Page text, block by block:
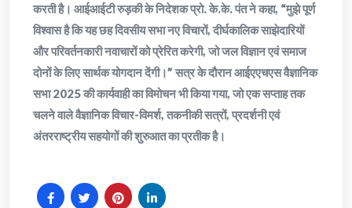
करती है। आईआईटी रुड़की के निदेशक प्रो. के.के. पंत ने कहा, “मुझे पूर्ण
विश्वास है कि यह छह दिवसीय सभा नए विचारों, दीर्घकालिक साझेदारियों
और परिवर्तनकारी नवाचारों को प्रेरित करेगी, जो जल विज्ञान एवं समाज
दोनों के लिए सार्थक योगदान देंगी।” सत्र के दौरान आईएएचएस वैज्ञानिक
सभा 2025 की कार्यवाही का विमोचन भी किया गया, जो एक सप्ताह तक
चलने वाले वैज्ञानिक विचार-विमर्श, तकनीकी सत्रों, प्रदर्शनी एवं
अंतरराष्ट्रीय सहयोगों की शुरुआत का प्रतीक है।